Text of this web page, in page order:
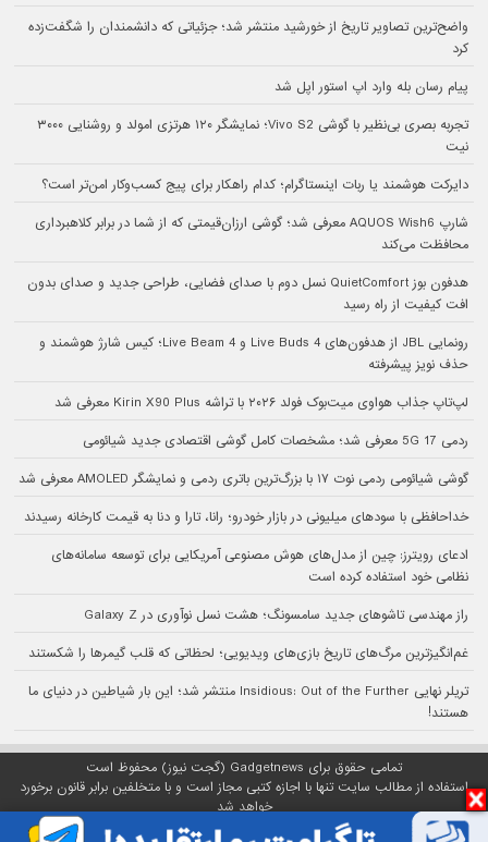
واضح‌ترین تصاویر تاریخ از خورشید منتشر شد؛ جزئیاتی که دانشمندان را شگفت‌زده
کرد
پیام رسان بله وارد اپ استور اپل شد
تجربه بصری بی‌نظیر با گوشی Vivo S2؛ نمایشگر ۱۲۰ هرتزی امولد و روشنایی ۳۰۰۰
نیت
دایرکت هوشمند یا ربات اینستاگرام؛ کدام راهکار برای پیج کسب‌وکار امن‌تر است؟
شارپ AQUOS Wish6 معرفی شد؛ گوشی ارزان‌قیمتی که از شما در برابر کلاهبرداری
محافظت می‌کند
هدفون بوز QuietComfort نسل دوم با صدای فضایی، طراحی جدید و صدای بدون
افت کیفیت از راه رسید
رونمایی JBL از هدفون‌های Live Buds 4 و Live Beam 4؛ کیس شارژ هوشمند و
حذف نویز پیشرفته
لپ‌تاپ جذاب هواوی میت‌بوک فولد ۲۰۲۶ با تراشه Kirin X90 Plus معرفی شد
ردمی 17 5G معرفی شد؛ مشخصات کامل گوشی اقتصادی جدید شیائومی
گوشی شیائومی ردمی نوت ۱۷ با بزرگ‌ترین باتری ردمی و نمایشگر AMOLED معرفی شد
خداحافظی با سودهای میلیونی در بازار خودرو؛ رانا، تارا و دنا به قیمت کارخانه رسیدند
ادعای رویترز: چین از مدل‌های هوش مصنوعی آمریکایی برای توسعه سامانه‌های
نظامی خود استفاده کرده است
راز مهندسی تاشوهای جدید سامسونگ؛ هشت نسل نوآوری در Galaxy Z
غم‌انگیزترین مرگ‌های تاریخ بازی‌های ویدیویی؛ لحظاتی که قلب گیمرها را شکستند
تریلر نهایی Insidious: Out of the Further منتشر شد؛ این بار شیاطین در دنیای ما
هستند!
تمامی حقوق برای Gadgetnews (گجت نیوز) محفوظ است
استفاده از مطالب سایت تنها با اجازه کتبی مجاز است و با متخلفین برابر قانون برخورد
خواهد شد
پلتفرم گجت نیوز روی
سرور اختصاصیمبین هاست میزبانی می‌شود